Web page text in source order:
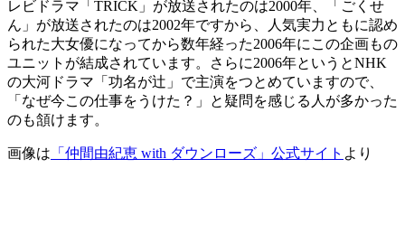
レビドラマ「TRICK」が放送されたのは2000年、「ごくせ
ん」が放送されたのは2002年ですから、人気実力ともに認め
られた大女優になってから数年経った2006年にこの企画もの
ユニットが結成されています。さらに2006年というとNHK
の大河ドラマ「功名が辻」で主演をつとめていますので、
「なぜ今この仕事をうけた？」と疑問を感じる人が多かった
のも頷けます。
画像は 「仲間由紀恵 with ダウンローズ」公式サイト より